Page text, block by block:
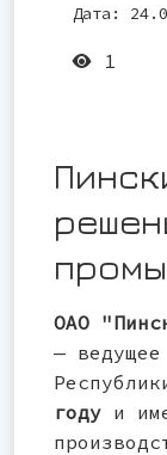
Дата:
1
ОАО
— ведущее
году и